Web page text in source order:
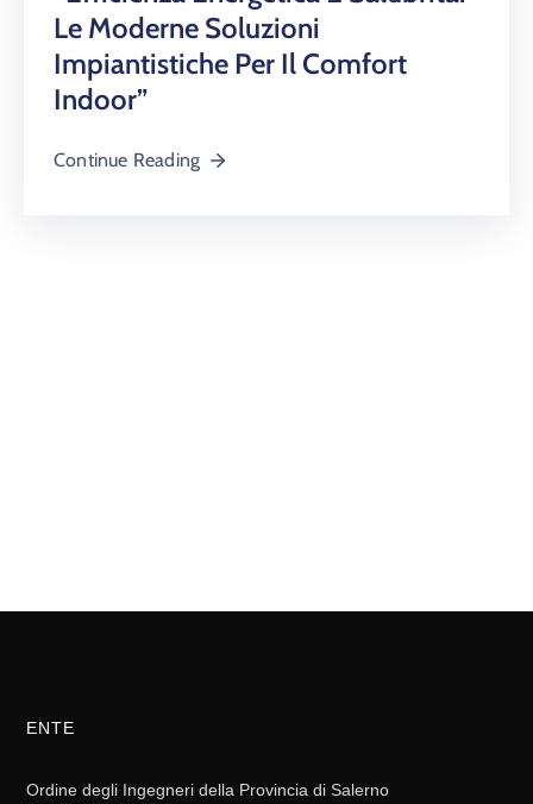
Le Moderne Soluzioni
Impiantistiche Per Il Comfort
Indoor”
Continue Reading
ENTE
Ordine degli Ingegneri della Provincia di Salerno